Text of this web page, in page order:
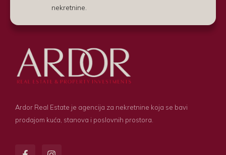
nekretnine.
Ardor Real Estate je agencija za nekretnine koja se bavi
prodajom kuća, stanova i poslovnih prostora.